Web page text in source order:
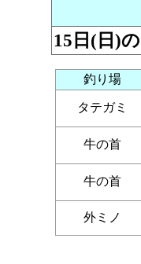
15日(日)
釣り場
タテガミ
牛の首
牛の首
外ミノ